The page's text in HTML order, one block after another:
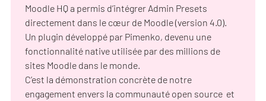
Moodle HQ a permis d’intégrer Admin Presets
directement dans le cœur de Moodle (version 4.0).
Un plugin développé par Pimenko, devenu une
fonctionnalité native utilisée par des millions de
sites Moodle dans le monde.
C’est la démonstration concrète de notre
engagement envers la communauté open source et